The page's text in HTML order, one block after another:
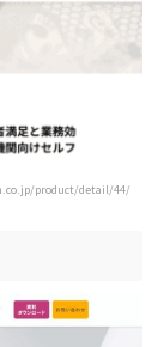
product/detail/44/